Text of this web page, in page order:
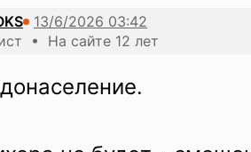
• На сайте 12 лет